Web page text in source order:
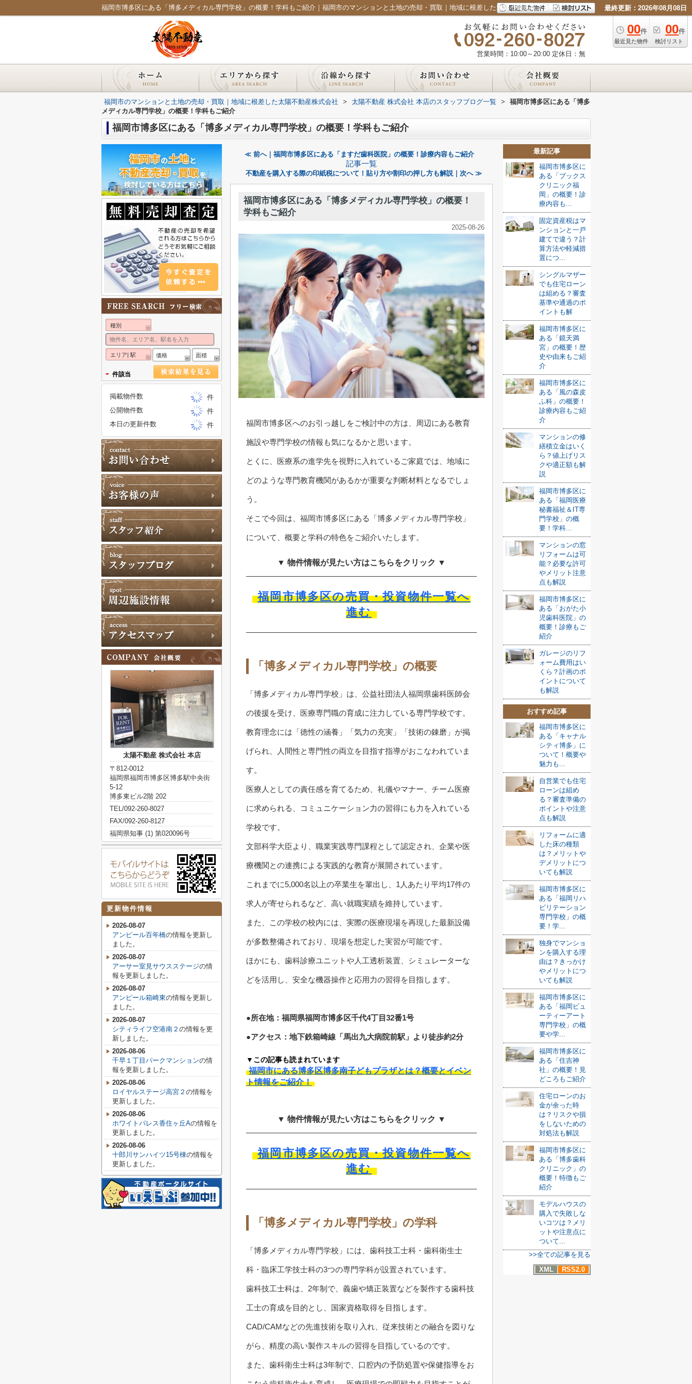
福岡市博多区にある「博多メディカル専門学校」の概要！学科もご紹介｜福岡市のマンションと土地の売却・買取｜地域に根差した太陽不動産株式会社 最終更新：2026年08月08日
00件
最近見た物件
00件
検討リスト
営業時間：10:00～20:00 定休日：無
福岡市のマンションと土地の売却・買取｜地域に根差した太陽不動産株式会社 > 太陽不動産 株式会社 本店のスタッフブログ一覧 >
福岡市博多区にある「博多
メディカル専門学校」の概要！学科もご紹介
福岡市博多区にある「博多メディカル専門学校」の概要！学科もご紹介
≪ 前へ｜福岡市博多区にある「ますだ歯科医院」の概要！診療内容もご紹介
記事一覧
不動産を購入する際の印紙税について！貼り方や割印の押し方も解説｜次へ ≫
福岡市博多区にある「博多メディカル専門学校」の概要！
学科もご紹介
2025-08-26
福岡市博多区へのお引っ越しをご検討中の方は、周辺にある教育
施設や専門学校の情報も気になるかと思います。
とくに、医療系の進学先を視野に入れているご家庭では、地域に
どのような専門教育機関があるかが重要な判断材料となるでしょ
う。
そこで今回は、福岡市博多区にある「博多メディカル専門学校」
について、概要と学科の特色をご紹介いたします。
▼ 物件情報が見たい方はこちらをクリック ▼
福岡市博多区の売買・投資物件一覧へ
進む
「博多メディカル専門学校」の概要
「博多メディカル専門学校」は、公益社団法人福岡県歯科医師会
の後援を受け、医療専門職の育成に注力している専門学校です。
教育理念には「徳性の涵養」「気力の充実」「技術の錬磨」が掲
げられ、人間性と専門性の両立を目指す指導がおこなわれていま
す。
医療人としての責任感を育てるため、礼儀やマナー、チーム医療
に求められる、コミュニケーション力の習得にも力を入れている
学校です。
文部科学大臣より、職業実践専門課程として認定され、企業や医
療機関との連携による実践的な教育が展開されています。
これまでに5,000名以上の卒業生を輩出し、1人あたり平均17件の
求人が寄せられるなど、高い就職実績を維持しています。
また、この学校の校内には、実際の医療現場を再現した最新設備
が多数整備されており、現場を想定した実習が可能です。
ほかにも、歯科診療ユニットや人工透析装置、シミュレーターな
どを活用し、安全な機器操作と応用力の習得を目指します。
●所在地：福岡県福岡市博多区千代4丁目32番1号
●アクセス：地下鉄箱崎線「馬出九大病院前駅」より徒歩約2分
▼この記事も読まれています
福岡市にある博多区博多南子どもプラザとは？概要とイベン
ト情報をご紹介！
▼ 物件情報が見たい方はこちらをクリック ▼
福岡市博多区の売買・投資物件一覧へ
進む
「博多メディカル専門学校」の学科
「博多メディカル専門学校」には、歯科技工士科・歯科衛生士
科・臨床工学技士科の3つの専門学科が設置されています。
歯科技工士科は、2年制で、義歯や矯正装置などを製作する歯科技
工士の育成を目的とし、国家資格取得を目指します。
CAD/CAMなどの先進技術を取り入れ、従来技術との融合を図りな
がら、精度の高い製作スキルの習得を目指しているのです。
また、歯科衛生士科は3年制で、口腔内の予防処置や保健指導をお
最新記事
福岡市博多区に
ある「ブックス
クリニック福
岡」の概要！診
療内容も...
固定資産税はマ
ンションと一戸
建てで違う？計
算方法や軽減措
置につ...
シングルマザー
でも住宅ローン
は組める？審査
基準や通過のポ
イントも解
福岡市博多区に
ある「鏡天満
宮」の概要！歴
史や由来もご紹
介
福岡市博多区に
ある「風の森皮
ふ科」の概要！
診療内容もご紹
介
マンションの修
繕積立金はいく
ら？値上げリス
クや適正額も解
説
福岡市博多区に
ある「福岡医療
秘書福祉＆IT専
門学校」の概
要！学科...
マンションの窓
リフォームは可
能？必要な許可
やメリット注意
点も解説
福岡市博多区に
ある「おがた小
児歯科医院」の
概要！診療もご
紹介
ガレージのリフ
ォーム費用はい
くら？計画のポ
イントについて
も解説
おすすめ記事
福岡市博多区に
ある「キャナル
シティ博多」に
ついて！概要や
魅力も...
自営業でも住宅
ローンは組め
る？審査準備の
ポイントや注意
点も解説
リフォームに適
した床の種類
は？メリットや
デメリットにつ
いても解説
福岡市博多区に
ある「福岡リハ
ビリテーション
専門学校」の概
要！学...
独身でマンショ
ンを購入する理
由は？きっかけ
やメリットにつ
いても解説
福岡市博多区に
ある「福岡ビュ
ーティーアート
専門学校」の概
要や学...
福岡市博多区に
ある「住吉神
社」の概要！見
どころもご紹介
住宅ローンのお
金が余った時
は？リスクや損
をしないための
対処法も解説
福岡市博多区に
ある「博多歯科
クリニック」の
概要！特徴もご
紹介
モデルハウスの
購入で失敗しな
いコツは？メリ
ットや注意点に
ついて...
>>全ての記事を見る
XML
RSS2.0
種別
エリア| 駅 価格 面積
- 件該当
掲載物件数
件
公開物件数
件
本日の更新件数
件
太陽不動産 株式会社 本店
〒812-0012
福岡県福岡市博多区博多駅中央街
5-12
博多東ビル2階 202
TEL/092-260-8027
FAX/092-260-8127
福岡県知事 (1) 第020096号
更新物件情報
2026-08-07
アンピール百年橋の情報を更新し
ました。
2026-08-07
アーサー室見サウスステージの情
報を更新しました。
2026-08-07
アンピール箱崎東の情報を更新し
ました。
2026-08-07
シティライフ空港南２ の情報を更
新しました。
2026-08-06
千早１丁目パークマンションの情
報を更新しました。
2026-08-06
ロイヤルステージ高宮２ の情報を
更新しました。
2026-08-06
ホワイトパレス香住ヶ丘Aの情報を
更新しました。
2026-08-06
十郎川サンハイツ15号棟の情報を
更新しました。